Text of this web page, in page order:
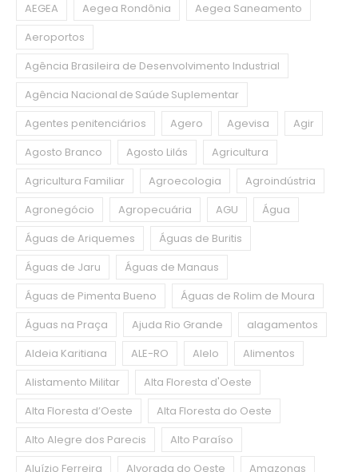
AEGEA
Aegea Rondônia
Aegea Saneamento
Aeroportos
Agência Brasileira de Desenvolvimento Industrial
Agência Nacional de Saúde Suplementar
Agentes penitenciários
Agero Agevisa
Agir
Agosto Branco
Agosto Lilás
Agricultura
Agricultura Familiar
Agroecologia
Agroindústria
Agronegócio
Agropecuária AGU
Água
Águas de Ariquemes
Águas de Buritis
Águas de Jaru
Águas de Manaus
Águas de Pimenta Bueno
Águas de Rolim de Moura
Águas na Praça
Ajuda Rio Grande
alagamentos
Aldeia Karitiana
ALE-RO Alelo
Alimentos
Alistamento Militar
Alta Floresta d'Oeste
Alta Floresta d’Oeste
Alta Floresta do Oeste
Alto Alegre dos Parecis
Alto Paraíso
Aluízio Ferreira
Alvorada do Oeste Amazonas